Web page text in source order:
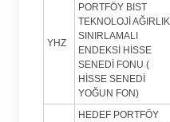
YHZ
PORTFÖY BIST
TEKNOLOJİ AĞIRLIK
SINIRLAMALI
ENDEKSİ HİSSE
SENEDİ FONU (
HİSSE SENEDİ
YOĞUN FON)
HEDEF PORTFÖY